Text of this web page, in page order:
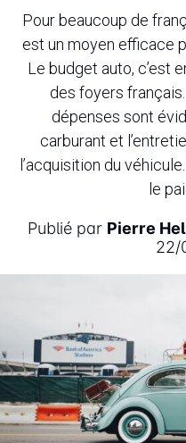
Pour beaucoup de
est un moyen efficace
Le budget auto, c’est
des foyers
dépenses sont
carburant et
l’acquisition du
le
Publié par Pierre
22/